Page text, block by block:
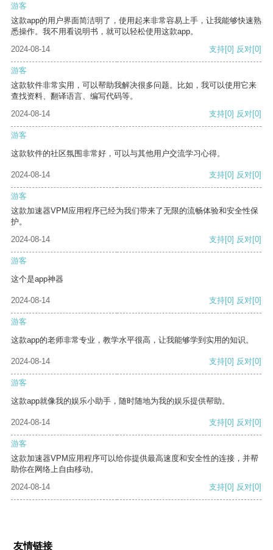
游客
这款app的用户界面简洁明了，使用起来非常容易上手，让我能够快速熟
悉操作。我不用看说明书，就可以轻松使用这款app。
2024-08-14
支持[0] 反对[0]
游客
这款软件非常实用，可以帮助我解决很多问题。比如，我可以使用它来
查找资料、翻译语言、编写代码等。
2024-08-14
支持[0] 反对[0]
游客
这款软件的社区氛围非常好，可以与其他用户交流学习心得。
2024-08-14 支持[0] 反对[0]
游客
这款加速器VPM应用程序已经为我们带来了无限的流畅体验和安全性保
护。
2024-08-14
支持[0] 反对[0]
游客
这个是app神器
2024-08-14 支持[0] 反对[0]
游客
这款app的老师非常专业，教学水平很高，让我能够学到实用的知识。
2024-08-14 支持[0] 反对[0]
游客
这款app就像我的娱乐小助手，随时随地为我的娱乐提供帮助。
2024-08-14 支持[0] 反对[0]
游客
这款加速器VPM应用程序可以给你提供最高速度和安全性的连接，并帮
助你在网络上自由移动。
2024-08-14
支持[0] 反对[0]
友情链接